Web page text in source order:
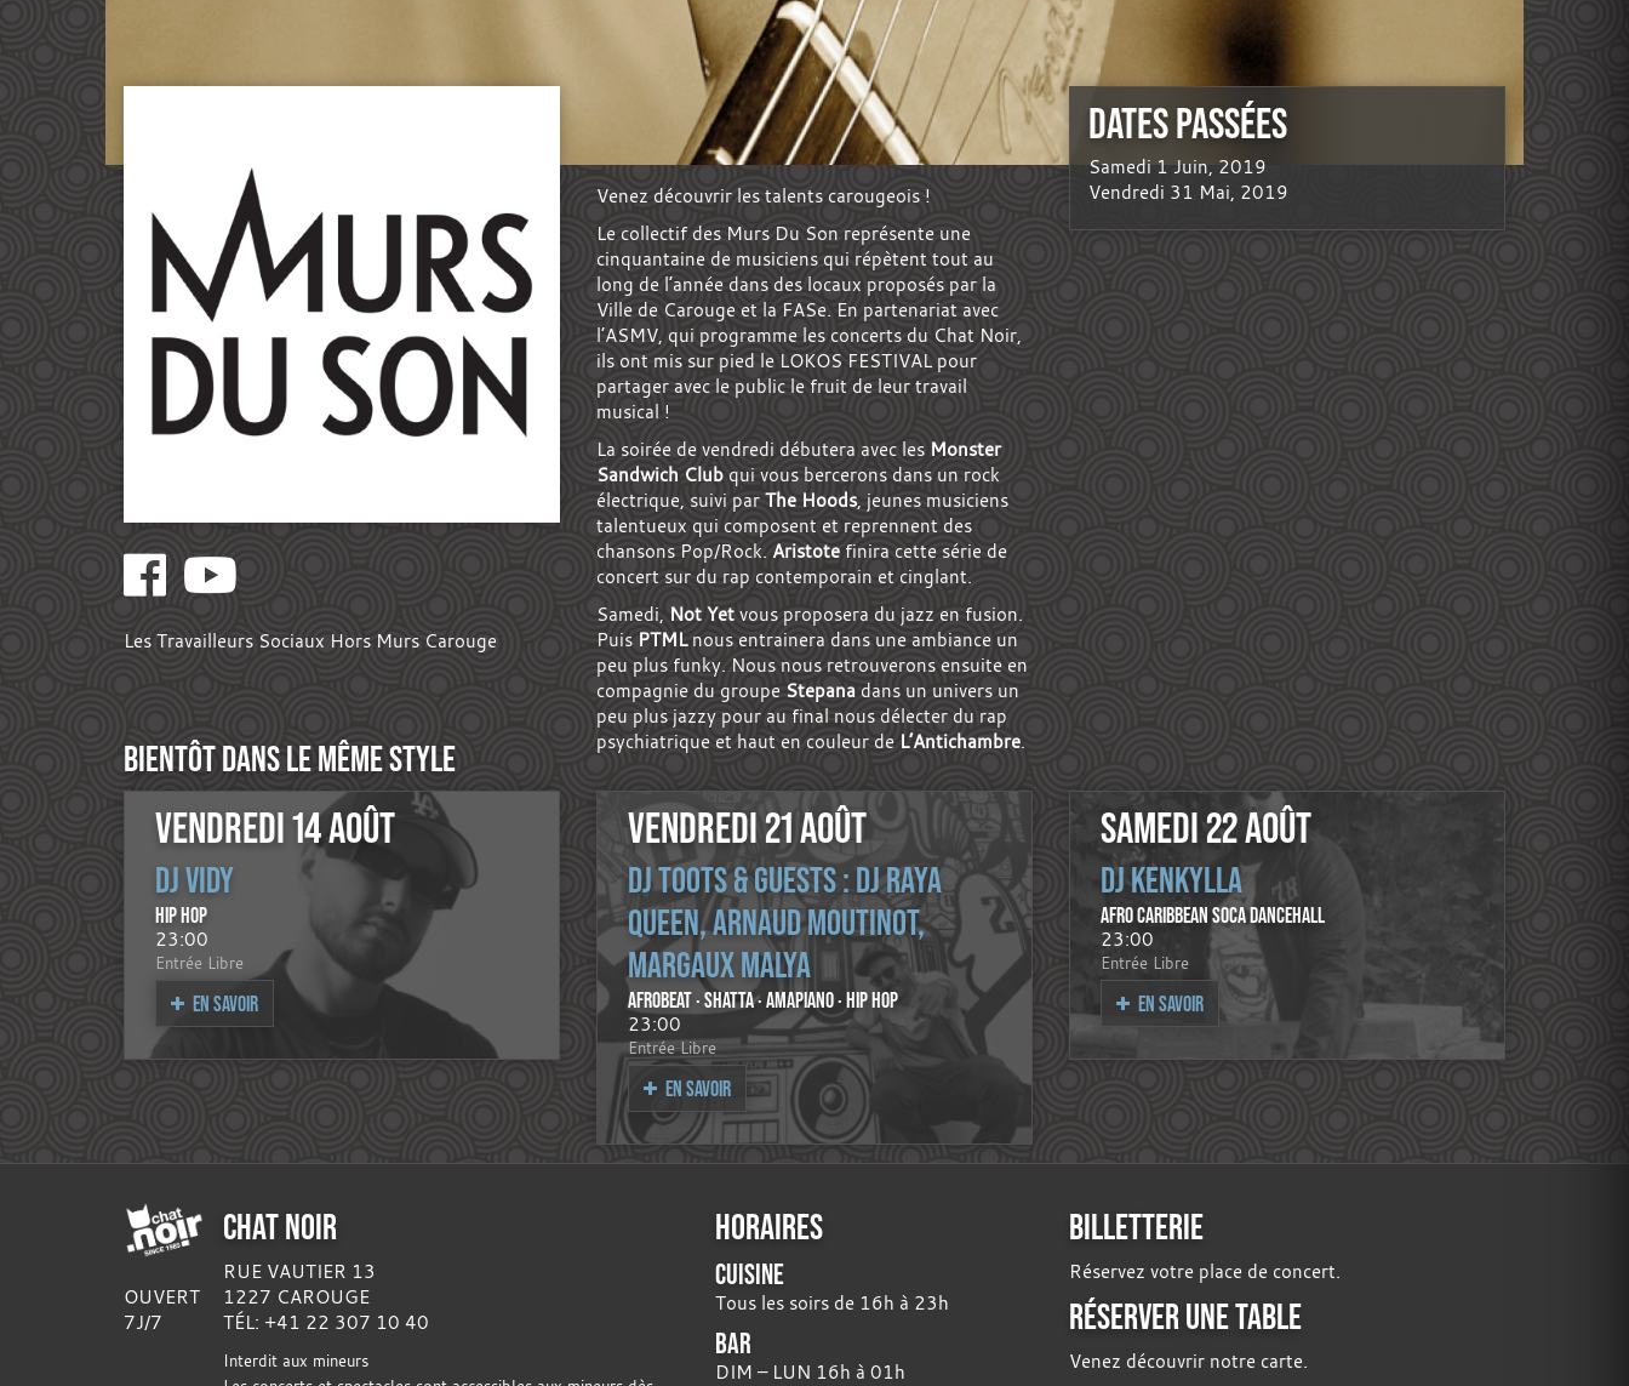
Les Travailleurs Sociaux Hors Murs Carouge
Venez découvrir les talents carougeois !
Le collectif des Murs Du Son représente une
cinquantaine de musiciens qui répètent tout au
long de l’année dans des locaux proposés par la
Ville de Carouge et la FASe. En partenariat avec
l’ASMV, qui programme les concerts du Chat Noir,
ils ont mis sur pied le LOKOS FESTIVAL pour
partager avec le public le fruit de leur travail
musical !
La soirée de vendredi débutera avec les Monster
Sandwich Club qui vous bercerons dans un rock
électrique, suivi par The Hoods, jeunes musiciens
talentueux qui composent et reprennent des
chansons Pop/Rock. Aristote finira cette série de
concert sur du rap contemporain et cinglant.
Samedi, Not Yet vous proposera du jazz en fusion.
Puis PTMLnous entrainera dans une ambiance un
peu plus funky. Nous nous retrouverons ensuite en
compagnie du groupe Stepana dans un univers un
peu plus jazzy pour au final nous délecter du rap
psychiatrique et haut en couleur de L’Antichambre.
DATES PASSÉES
Samedi 1 Juin, 2019
Vendredi 31 Mai, 2019
BIENTÔT DANS LE MÊME STYLE
VENDREDI 14 AOÛT
DJ VIDY
HIP HOP
23:00
Entrée Libre
EN SAVOIR
VENDREDI 21 AOÛT
DJ TOOTS & GUESTS : DJ RAYA
QUEEN, ARNAUD MOUTINOT,
MARGAUX MALYA
AFROBEAT · SHATTA · AMAPIANO · HIP HOP
23:00
Entrée Libre
EN SAVOIR
SAMEDI 22 AOÛT
DJ KENKYLLA
AFRO CARIBBEAN SOCA DANCEHALL
23:00
Entrée Libre
EN SAVOIR
OUVERT
7J/7
CHAT NOIR
RUE VAUTIER 13
1227 CAROUGE
TÉL: +41 22 307 10 40
Interdit aux mineurs
HORAIRES
CUISINE
Tous les soirs de 16h à 23h
BAR
DIM – LUN 16h à 01h
BILLETTERIE
Réservez votre place de concert.
RÉSERVER UNE TABLE
Venez découvrir notre carte.